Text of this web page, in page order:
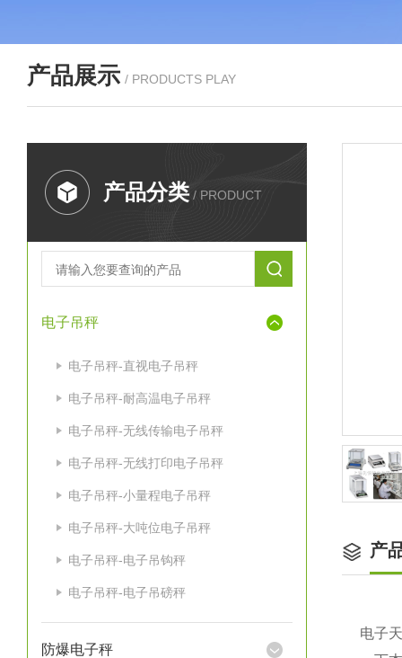
产品展示 / PRODUCTS PLAY
产品分类 / PRODUCT
电子吊秤
电子吊秤-直视电子吊秤
电子吊秤-耐高温电子吊秤
电子吊秤-无线传输电子吊秤
电子吊秤-无线打印电子吊秤
电子吊秤-小量程电子吊秤
电子吊秤-大吨位电子吊秤
电子吊秤-电子吊钩秤
电子吊秤-电子吊磅秤
防爆电子秤
产
电子